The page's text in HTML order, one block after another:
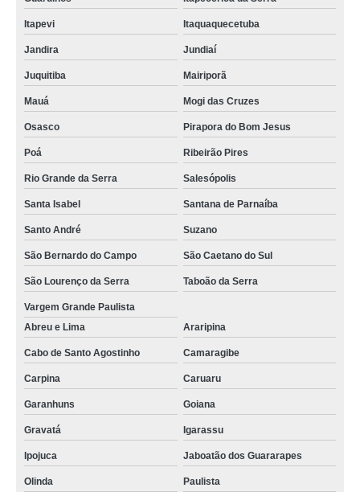
quanto custa tela para sombreamento de horta Bagé
quanto custa tela agrícola vermelha Maués
quanto custa tela agrícola São Gabriel da Palha
comprar tela para estufa de plantas Gávea
quanto custa tela agrícola para plantio de hortaliças Formoso do Araguaia
comprar tela agrícola para alface Novo Gama
quanto custa tela agrícola para hortaliças Minas Gerais
comprar tela para estufa de plantas Serra Talhada
tela agrícola para hortaliças Carazinho
tela para estufa de plantas Carapicuíba
comprar tela agrícola para silagem Cachoeirinha
Itapevi Itaquaquecetuba
Jandira Jundiaí
Juquitiba Mairiporã
Mauá Mogi das Cruzes
Osasco Pirapora do Bom Jesus
Poá Ribeirão Pires
Rio Grande da Serra Salesópolis
Santa Isabel Santana de Parnaíba
Santo André Suzano
São Bernardo do Campo São Caetano do Sul
São Lourenço da Serra Taboão da Serra
Vargem Grande Paulista
Abreu e Lima
Araripina
Cabo de Santo Agostinho Camaragibe
Carpina Caruaru
Garanhuns Goiana
Gravatá Igarassu
Ipojuca Jaboatão dos Guararapes
Olinda Paulista